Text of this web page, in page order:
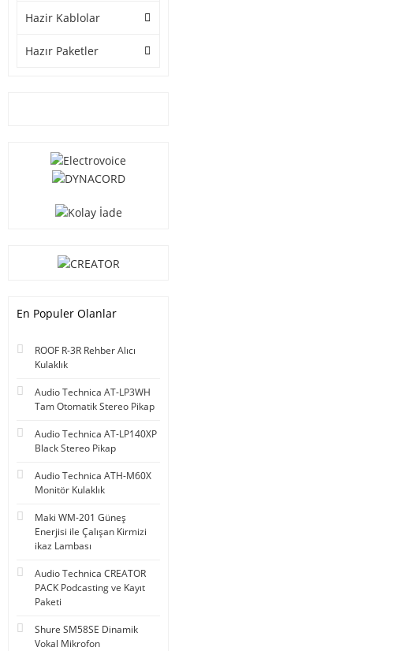
Hazir Kablolar
Hazır Paketler
En Populer Olanlar
ROOF R-3R Rehber Alıcı
Kulaklık
Audio Technica AT-LP3WH
Tam Otomatik Stereo Pikap
Audio Technica AT-LP140XP
Black Stereo Pikap
Audio Technica ATH-M60X
Monitör Kulaklık
Maki WM-201 Güneş
Enerjisi ile Çalışan Kirmizi
ikaz Lambası
Audio Technica CREATOR
PACK Podcasting ve Kayıt
Paketi
Shure SM58SE Dinamik
Vokal Mikrofon